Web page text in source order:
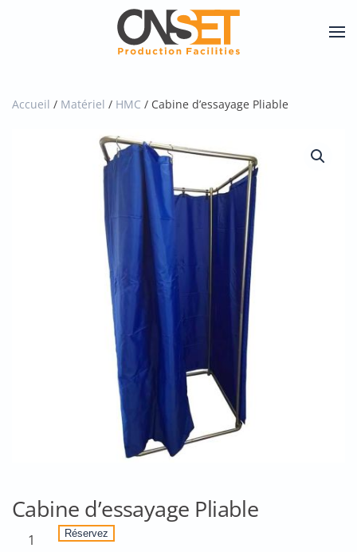
content
Accueil / Matériel / HMC / Cabine d’essayage Pliable
Cabine d’essayage Pliable
quantité Réservez